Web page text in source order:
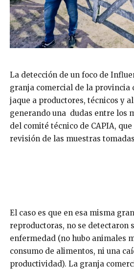
La detección de un foco de
granja comercial de la provincia
jaque a productores, técnicos y al
generando una dudas entre los
del comité técnico de CAPIA,
revisión de las muestras
El caso es que en esa misma
reproductoras, no se detectaron
enfermedad (no hubo animales
consumo de alimentos, ni una
productividad). La granja